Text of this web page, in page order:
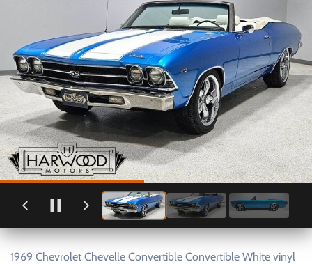
1969 Chevrolet Chevelle Convertible Convertible White vinyl